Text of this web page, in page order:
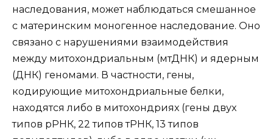
наследования, может наблюдаться смешанное
с материнским моногенное наследование. Оно
связано с нарушениями взаимодействия
между митохондриальным (мтДНК) и ядерным
(ДНК) геномами. В частности, гены,
кодирующие митохондриальные белки,
находятся либо в митохондриях (гены двух
типов рРНК, 22 типов тРНК, 13 типов